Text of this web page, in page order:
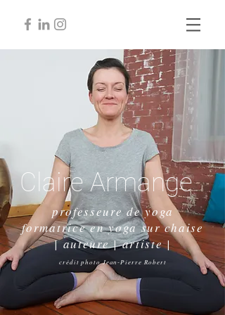
Claire Armange
professeure de yoga
formatrice en yoga sur chaise
| auteure | artiste |
crédit photo Jean-Pierre Robert